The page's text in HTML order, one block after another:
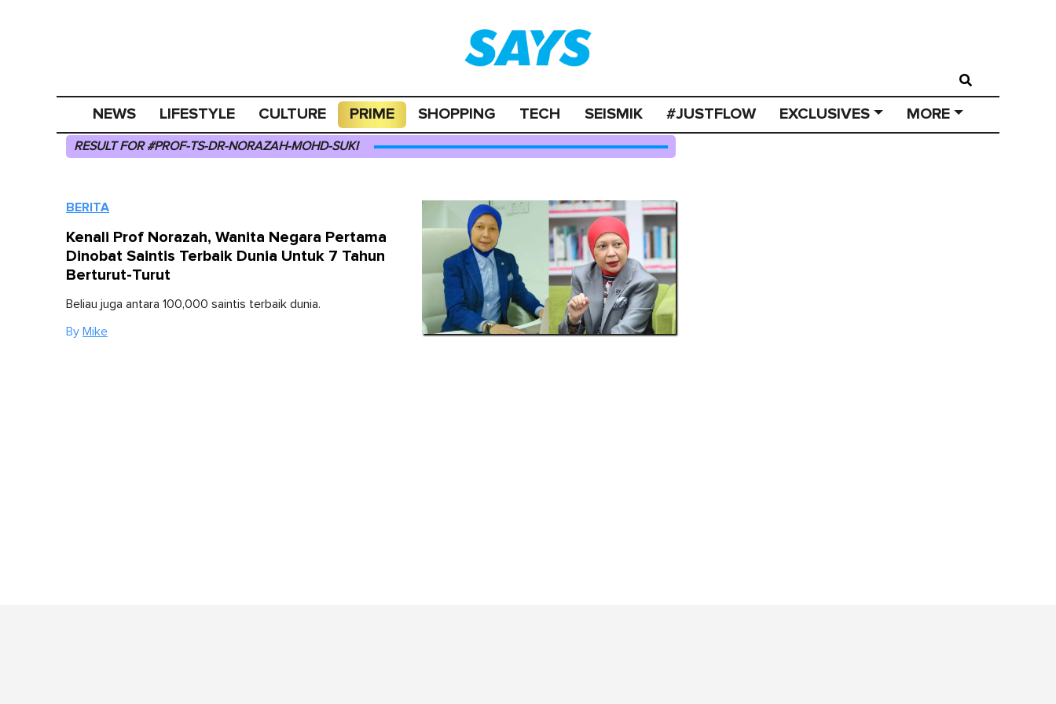
NEWS LIFESTYLE CULTURE PRIME SHOPPING TECH SEISMIK #JUSTFLOW EXCLUSIVES MORE
RESULT FOR #PROF-TS-DR-NORAZAH-MOHD-SUKI
BERITA
Kenali Prof Norazah, Wanita Negara Pertama
Dinobat Saintis Terbaik Dunia Untuk 7 Tahun
Berturut-Turut
Beliau juga antara 100,000 saintis terbaik dunia.
By Mike